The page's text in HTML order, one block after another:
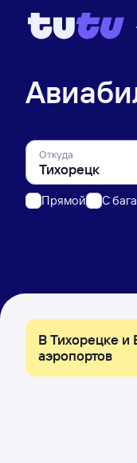
Откуда
Прямой C
В Тихорецке и
аэропортов